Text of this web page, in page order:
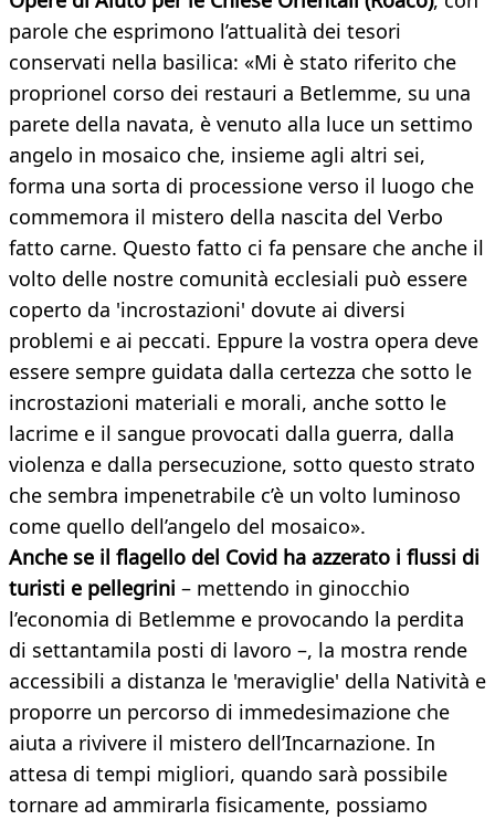
parole che esprimono l’attualità dei tesori
conservati nella basilica: «Mi è stato riferito che
proprionel corso dei restauri a Betlemme, su una
parete della navata, è venuto alla luce un settimo
angelo in mosaico che, insieme agli altri sei,
forma una sorta di processione verso il luogo che
commemora il mistero della nascita del Verbo
fatto carne. Questo fatto ci fa pensare che anche il
volto delle nostre comunità ecclesiali può essere
coperto da 'incrostazioni' dovute ai diversi
problemi e ai peccati. Eppure la vostra opera deve
essere sempre guidata dalla certezza che sotto le
incrostazioni materiali e morali, anche sotto le
lacrime e il sangue provocati dalla guerra, dalla
violenza e dalla persecuzione, sotto questo strato
che sembra impenetrabile c’è un volto luminoso
come quello dell’angelo del mosaico».
Anche se il flagello del Covid ha azzerato i flussi di
turisti e pellegrini – mettendo in ginocchio
l’economia di Betlemme e provocando la perdita
di settantamila posti di lavoro –, la mostra rende
accessibili a distanza le 'meraviglie' della Natività e
proporre un percorso di immedesimazione che
aiuta a rivivere il mistero dell’Incarnazione. In
attesa di tempi migliori, quando sarà possibile
tornare ad ammirarla fisicamente, possiamo